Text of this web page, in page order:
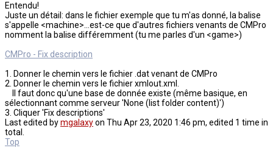
Entendu!
Juste un détail: dans le fichier exemple que tu m'as donné, la balise
s'appelle <machine>...est-ce que d'autres fichiers venants de CMPro
nomment la balise différemment (tu me parles d'un <game>)
CMPro - Fix description
1. Donner le chemin vers le fichier .dat venant de CMPro
2. Donner le chemin vers le fichier xmlout.xml.
Il faut donc qu'une base de donnée existe (même basique, en
sélectionnant comme serveur 'None (list folder content)')
3. Cliquer 'Fix descriptions'
Last edited bymgalaxyon Thu Apr 23, 2020 1:46 pm, edited 1 time in
total.
Top